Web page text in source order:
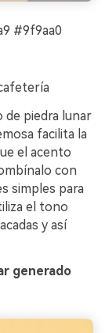
#9f9aa0
de piedra lunar
facilita la
el acento
con
simples para
el tono
y así
generado